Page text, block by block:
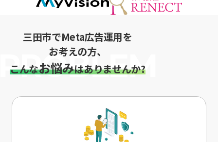
三田市でMeta広告運用を
お考えの方、
こんなお悩みはありませんか?